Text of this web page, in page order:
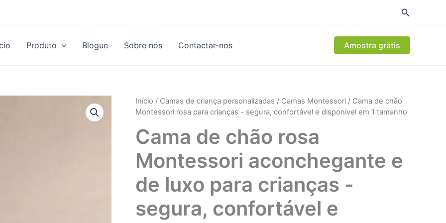
Produto Blogue Sobre nós Contactar-nos Amostra grátis
Início / Camas de criança personalizadas / Camas Montessori / Cama de chão
Montessori rosa para crianças - segura, confortável e disponível em 1 tamanho
Cama de chão rosa
Montessori aconchegante e
de luxo para crianças -
segura, confortável e